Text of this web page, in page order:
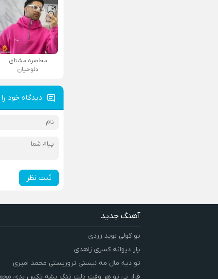
محاصره مشتاق
دلوجیان
دیدگاه خود
ثبت نظر
آهنگ جدید
تو گولی نوید زردی
یار دیوانه کسری زاهدی
تو دیه مال مه نیستی تروریستی محمد امیری
قرار نی تو هر وقت دلت تنگ بشه تکس بدی